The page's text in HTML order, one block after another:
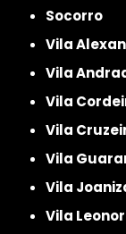
Socorro
Vila
Vila
Vila
Vila
Vila
Vila
Vila Leonor